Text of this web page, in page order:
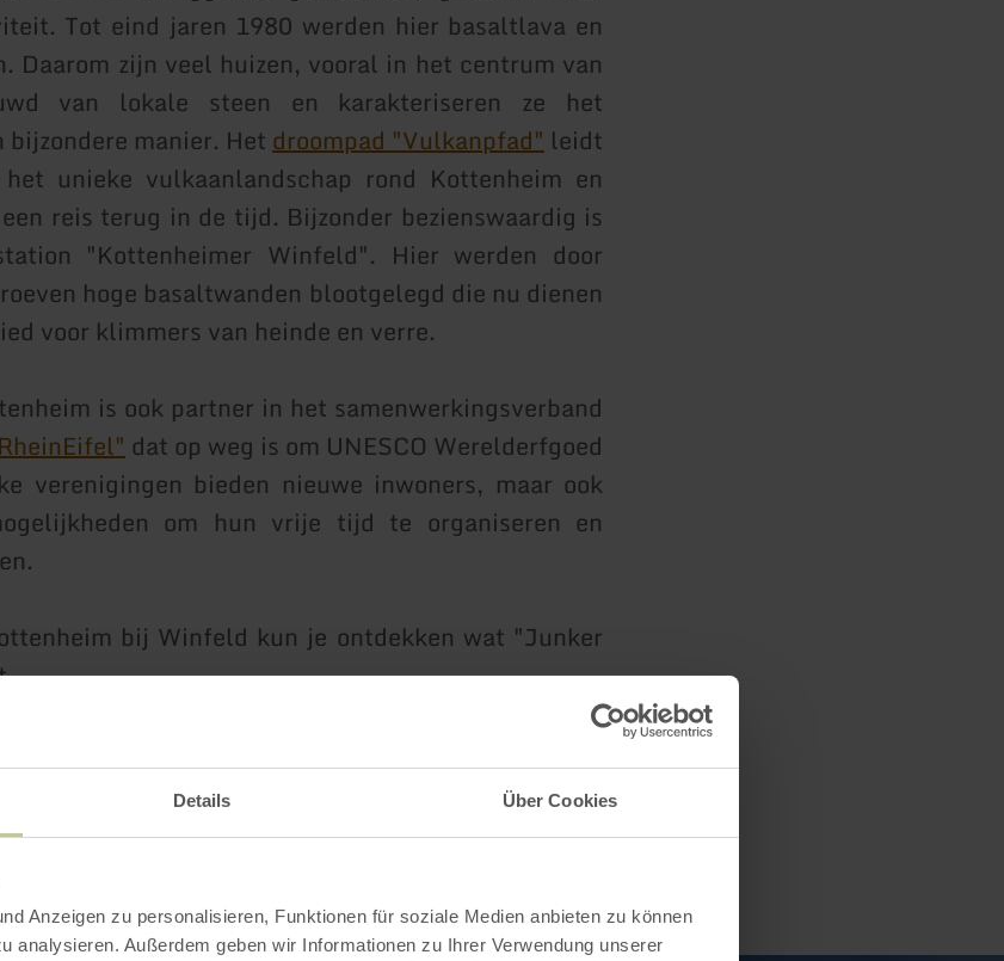
Details Über Cookies
Anzeigen zu personalisieren, Funktionen für soziale Medien anbieten zu können
analysieren. Außerdem geben wir Informationen zu Ihrer Verwendung unserer
Tot eind jaren 1980 werden hier basaltlava en
Daarom zijn veel huizen, vooral in het centrum van
van lokale steen en karakteriseren ze het
bijzondere manier. Hetdroompad "Vulkanpfad" leidt
unieke vulkaanlandschap rond Kottenheim en
reis terug in de tijd. Bijzonder bezienswaardig is
"Kottenheimer Winfeld". Hier werden door
hoge basaltwanden blootgelegd die nu dienen
voor klimmers van heinde en verre.
is ook partner in het samenwerkingsverband
dat op weg is om UNESCO Werelderfgoed
verenigingen bieden nieuwe inwoners, maar ook
om hun vrije tijd te organiseren en
bij Winfeld kun je ontdekken wat "Junker
Impressies